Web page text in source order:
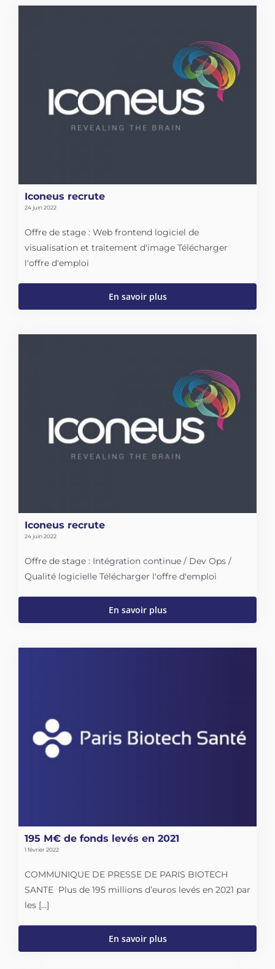
Iconeus recrute
24 juin 2022
Offre de stage : Web frontend logiciel de
visualisation et traitement d'image Télécharger
l'offre d'emploi
En savoir plus
Iconeus recrute
24 juin 2022
Offre de stage : Intégration continue / Dev Ops /
Qualité logicielle Télécharger l'offre d'emploi
En savoir plus
195 M€ de fonds levés en 2021
1 février 2022
COMMUNIQUE DE PRESSE DE PARIS BIOTECH
SANTE Plus de 195 millions d’euros levés en 2021 par
les [...]
En savoir plus